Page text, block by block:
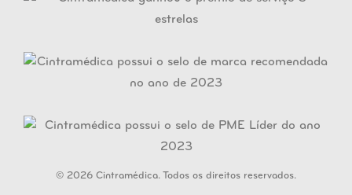
© 2026 Cintramédica. Todos os direitos reservados.